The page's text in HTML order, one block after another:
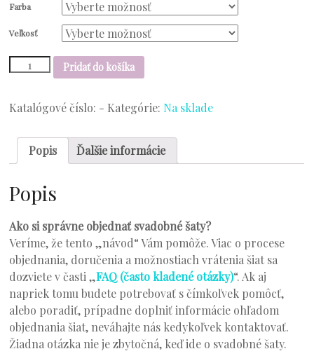
Farba
Veľkosť
množstvo
Model
20
Pridať do košíka
Katalógové číslo: - Kategórie: Na sklade
Popis Ďalšie informácie
Popis
Ako si správne objednať svadobné šaty?
Veríme, že tento „návod“ Vám pomôže. Viac o procese
objednania, doručenia a možnostiach vrátenia šiat sa
dozviete v časti „FAQ (často kladené otázky)“. Ak aj
napriek tomu budete potrebovať s čímkoľvek pomôcť,
alebo poradiť, prípadne doplniť informácie ohľadom
objednania šiat, neváhajte nás kedykoľvek kontaktovať.
Žiadna otázka nie je zbytočná, keď ide o svadobné šaty.